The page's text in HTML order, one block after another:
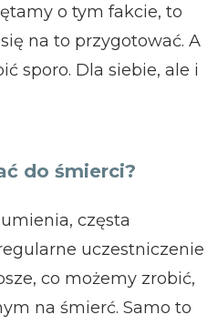
o tym fakcie, to
na to przygotować. A
sporo. Dla siebie, ale i
do śmierci?
częsta
uczestniczenie
co możemy zrobić,
na śmierć. Samo to